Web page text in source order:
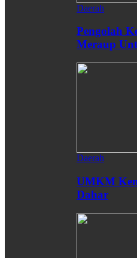
Daerah
Pengolah
Meraup
Daerah
UMKM
Dahar